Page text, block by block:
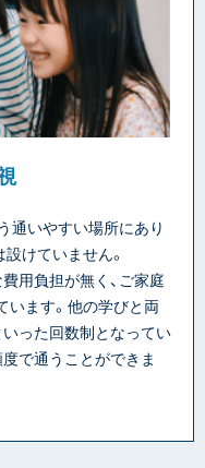
通いやすい場所にあり
けていません。
用負担が無く、ご家庭
います。他の学びと両
った回数制となってい
で通うことができま